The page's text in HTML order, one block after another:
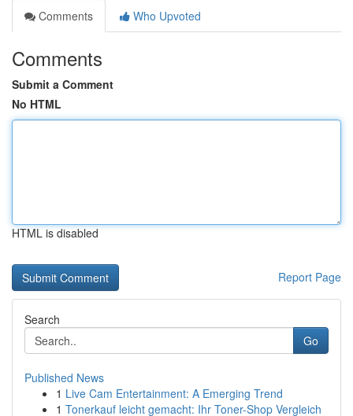
Comments
Who Upvoted
Comments
Submit a Comment
No HTML
HTML is disabled
Report Page
Search
Go
Published News
1 Live Cam Entertainment: A Emerging Trend
1 Tonerkauf leicht gemacht: Ihr Toner-Shop Vergleich